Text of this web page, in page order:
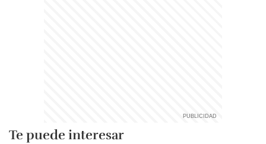
Te puede interesar